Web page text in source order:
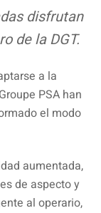
disfrutan
de la DGT.
a la
PSA han
el modo
aumentada,
de aspecto y
al operario,